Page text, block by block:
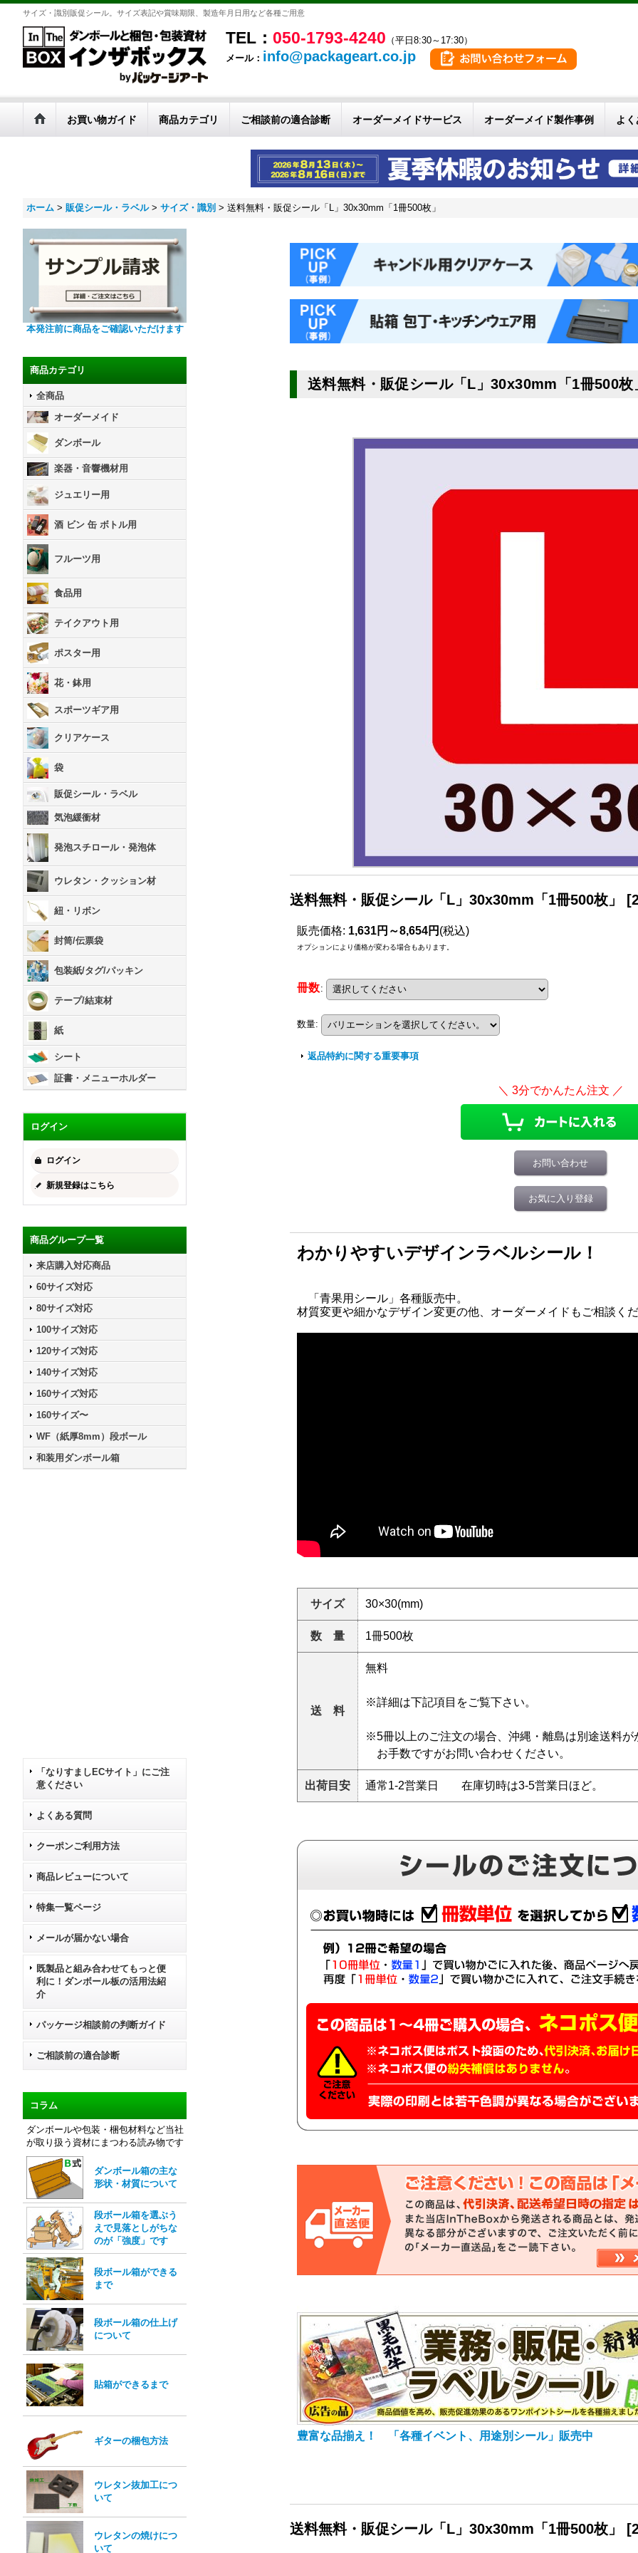
サイズ・識別販促シール。サイズ表記や賞味期限、製造年月日用など各種ご用意
TEL： 050-1793-4240 （平日8:30～17:30）
メール： info@packageart.co.jp
お買い物ガイド 商品カテゴリ ご相談前の適合診断 オーダーメイドサービス オーダーメイド製作事例 よ
ホーム > 販促シール・ラベル > サイズ・識別 > 送料無料・販促シール「L」30x30mm「1冊500枚」
本発注前に商品をご確認いただけます
商品カテゴリ
全商品
オーダーメイド
ダンボール
楽器・音響機材用
ジュエリー用
酒 ビン 缶 ボトル用
フルーツ用
食品用
テイクアウト用
ポスター用
花・鉢用
スポーツギア用
クリアケース
袋
販促シール・ラベル
気泡緩衝材
発泡スチロール・発泡体
ウレタン・クッション材
紐・リボン
封筒/伝票袋
包装紙/タグ/パッキン
テープ/結束材
紙
シート
証書・メニューホルダー
ログイン
ログイン
新規登録はこちら
商品グループ一覧
来店購入対応商品
60サイズ対応
80サイズ対応
100サイズ対応
120サイズ対応
140サイズ対応
160サイズ対応
160サイズ〜
WF（紙厚8mm）段ボール
和装用ダンボール箱
「なりすましECサイト」にご注
意ください
よくある質問
クーポンご利用方法
商品レビューについて
特集一覧ページ
メールが届かない場合
既製品と組み合わせてもっと便
利に！ダンボール板の活用法紹
介
パッケージ相談前の判断ガイド
ご相談前の適合診断
コラム
ダンボールや包装・梱包材料など当社
が取り扱う資材にまつわる読み物です
ダンボール箱の主な
形状・材質について
段ボール箱を選ぶう
えで見落としがちな
のが「強度」です
段ボール箱ができる
まで
段ボール箱の仕上げ
について
貼箱ができるまで
ギターの梱包方法
ウレタン抜加工につ
いて
ウレタンの焼けにつ
いて
送料無料・販促シール「L」30x30mm「1冊500枚
送料無料・販促シール「L」30x30mm「1冊500枚」 [
販売価格: 1,631円～8,654円 (税込)
オプションにより価格が変わる場合もあります。
冊数:
数量:
返品特約に関する重要事項
お問い合わせ
お気に入り登録
わかりやすいデザインラベルシール！
「青果用シール」各種販売中。
材質変更や細かなデザイン変更の他、オーダーメイドもご相談く
サイズ 30×30(mm)
数 量 1冊500枚
送 料
無料
※詳細は下記項目をご覧下さい。
※5冊以上のご注文の場合、沖縄・離島は別途送料が
お手数ですがお問い合わせください。
出荷目安 通常1-2営業日 在庫切時は3-5営業日ほど。
豊富な品揃え！ 「各種イベント、用途別シール」販売中
送料無料・販促シール「L」30x30mm「1冊500枚」 [